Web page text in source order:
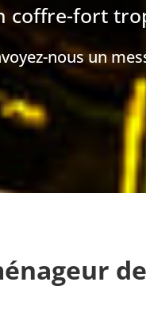
coffre-fort
nous un